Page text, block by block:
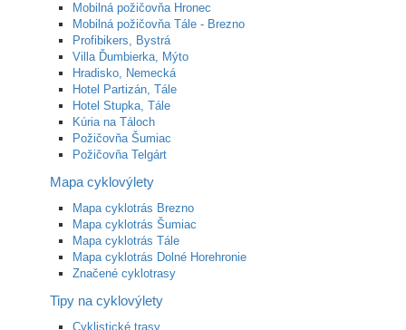
Mobilná požičovňa Hronec
Mobilná požičovňa Tále - Brezno
Profibikers, Bystrá
Villa Ďumbierka, Mýto
Hradisko, Nemecká
Hotel Partizán, Tále
Hotel Stupka, Tále
Kúria na Táloch
Požičovňa Šumiac
Požičovňa Telgárt
Mapa cyklovýlety
Mapa cyklotrás Brezno
Mapa cyklotrás Šumiac
Mapa cyklotrás Tále
Mapa cyklotrás Dolné Horehronie
Značené cyklotrasy
Tipy na cyklovýlety
Cyklistické trasy